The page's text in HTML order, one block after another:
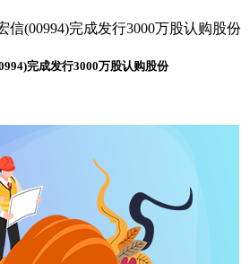
完成发行3000万股认购股份